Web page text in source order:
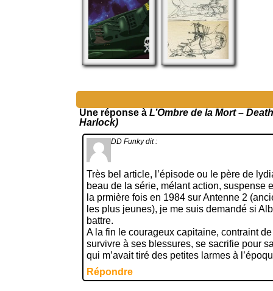
Une réponse à L’Ombre de la Mort –
Harlock)
DD Funky dit :
Très bel article, l’épisode ou le père de
beau de la série, mélant action, suspense
la prmière fois en 1984 sur Antenne 2
les plus jeunes), je me suis demandé si
battre.
A la fin le courageux capitaine, contraint
survivre à ses blessures, se sacrifie pour
qui m’avait tiré des petites larmes à
Répondre